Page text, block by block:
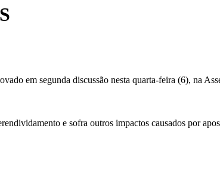
em segunda discussão nesta quarta-feira (6), na
e sofra outros impactos causados por